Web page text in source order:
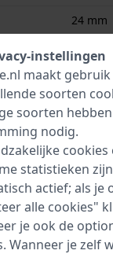
24 mm
24 mm
sluiting
22 mm
Zwart
Gesp
Zilver
12 uur
85 mm
6 uur (mm) 120 mm
instellingen
maakt gebruik
soorten
soorten
nodig.
cookies
statistieken
actief; als je
alle cookies"
je ook de
Wanneer je zelf